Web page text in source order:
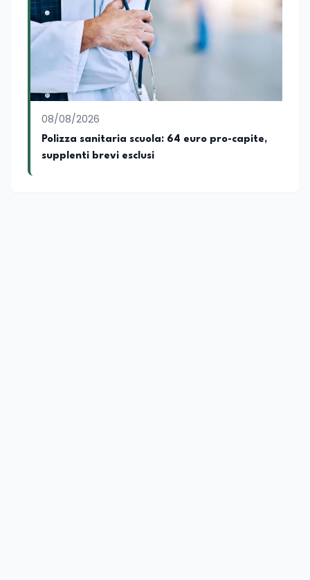
08/08/2026
Polizza sanitaria scuola: 64 euro pro-capite,
supplenti brevi esclusi